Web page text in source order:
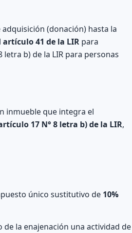
(donación) hasta la
artículo 41 de la LIR para
b) de la LIR para personas
inmueble que integra el
17 N° 8 letra b) de la LIR,
único sustitutivo de 10%
la enajenación una actividad de